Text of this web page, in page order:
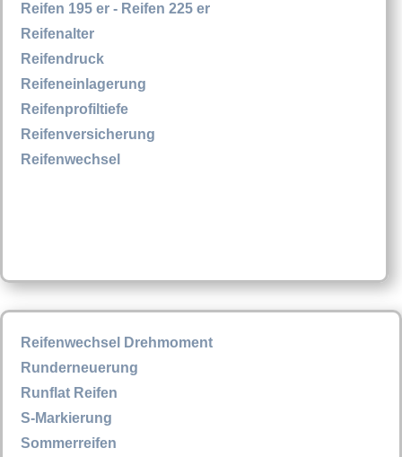
Reifen 195 er - Reifen 225 er
Reifenalter
Reifendruck
Reifeneinlagerung
Reifenprofiltiefe
Reifenversicherung
Reifenwechsel
Reifenwechsel Drehmoment
Runderneuerung
Runflat Reifen
S-Markierung
Sommerreifen